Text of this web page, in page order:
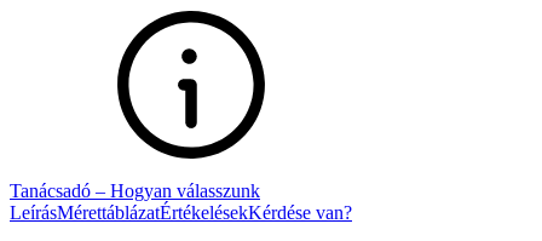
Tanácsadó – Hogyan válasszunk
LeírásMérettáblázatÉrtékelésekKérdése van?